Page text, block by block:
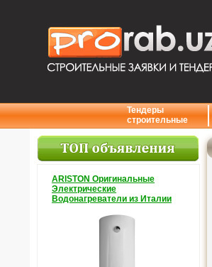
Тендеры
строительные
ARISTON Оригинальные
Электрические
Водонагреватели из Италии